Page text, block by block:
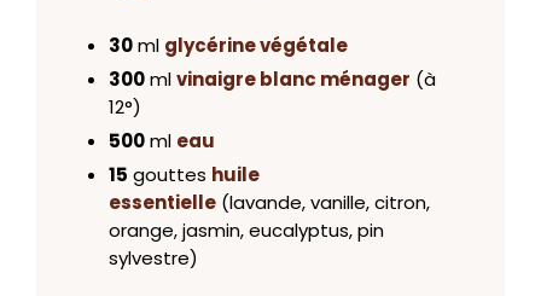
30ml glycérine végétale
300mlvinaigre blanc ménager (à
12°)
500ml eau
15 gouttes huile
essentielle (lavande, vanille, citron,
orange, jasmin, eucalyptus, pin
sylvestre)